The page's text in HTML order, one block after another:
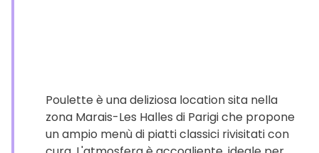
Poulette è una deliziosa location sita nella
zona Marais-Les Halles di Parigi che propone
un ampio menù di piatti classici rivisitati con